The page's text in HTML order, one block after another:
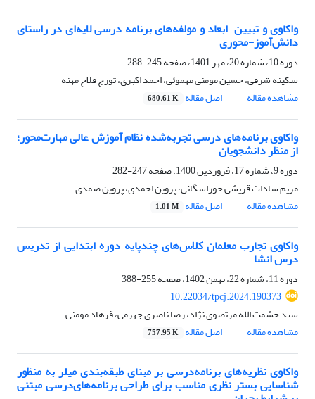
واکاوی و تبیین ابعاد و مولفه‌های برنامه درسی لایه‌ای در راستای
دانش‌آموز-محوری
دوره 10، شماره 20، مهر 1401، صفحه
245-288
سکینه شرفی، حسین مومنی مهموئی، احمد اکبری، تورج فلاح مهنه
مشاهده مقاله
اصل مقاله 680.61 K
واکاوی برنامه‌های درسی تجربه‌شده نظام آموزش عالی مهارت‌محور؛
از منظر دانشجویان
دوره 9، شماره 17، فروردین 1400، صفحه
247-282
مریم سادات قریشی خوراسگانی، پروین احمدی، پروین صمدی
مشاهده مقاله
اصل مقاله 1.01 M
واکاوی تجارب معلمان کلاس‌های چندپایه دوره ابتدایی از تدریس
درس انشا
دوره 11، شماره 22، بهمن 1402، صفحه
255-388
10.22034/tpcj.2024.190373
سید حشمت الله مرتضوی نژاد، رضا ناصری جهرمی، قرهاد مومنی
مشاهده مقاله
اصل مقاله 757.95 K
واکاوی نظریه‌های برنامه‌درسی بر مبنای طبقه‌بندی میلر به منظور
شناسایی بستر نظری مناسب برای طراحی برنامه‌های‌درسی مبتنی